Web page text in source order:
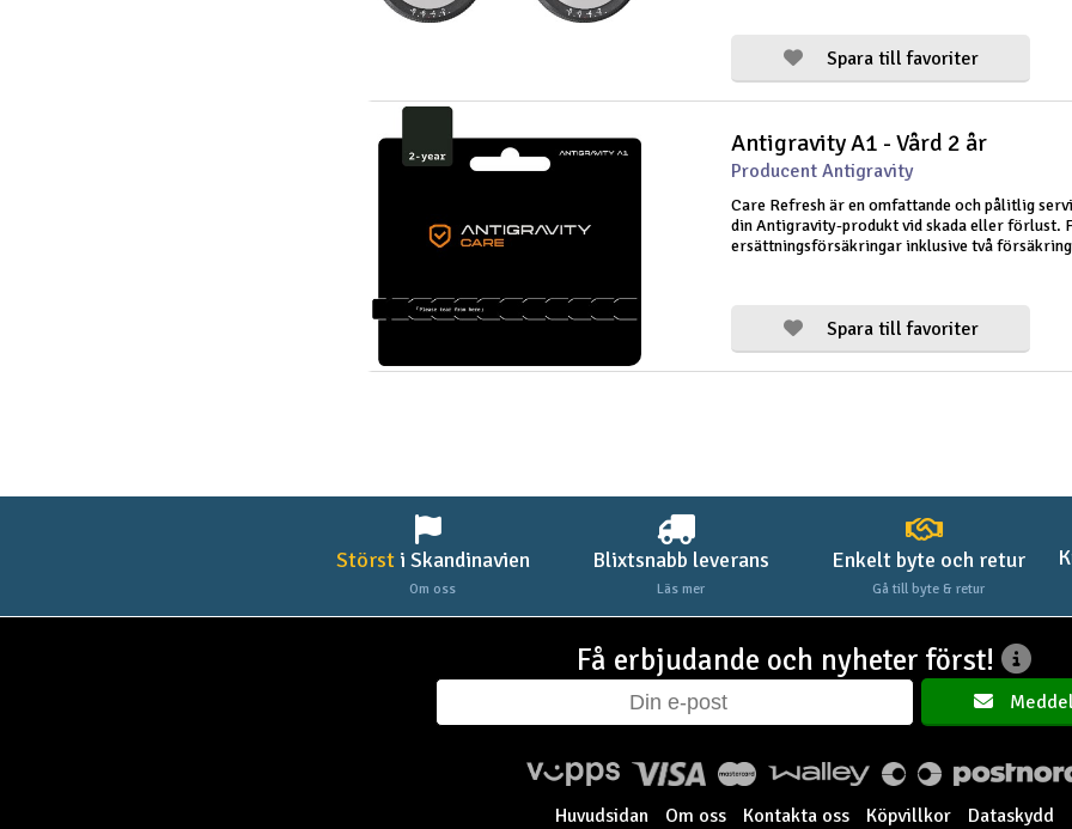
Spara till favoriter
Antigravity A1 - Vård 2 år
Producent Antigravity
Care Refresh är en omfattande och pålitlig
din Antigravity-produkt vid skada eller förlust.
ersättningsförsäkringar inklusive två
Spara till favoriter
Störsti Skandinavien
Om oss
Blixtsnabb leverans
Läs mer
Enkelt byte och retur
Gå till byte & retur
Få erbjudande och nyheter först!
Huvudsidan Om oss Kontakta oss Köpvillkor Dataskydd